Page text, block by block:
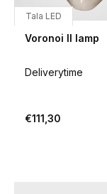
Tala LED
Voronoi II lamp
Deliverytime
€111,30